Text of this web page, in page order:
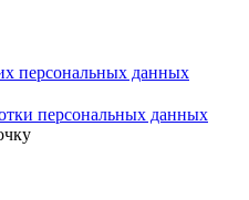
персональных данных
персональных данных